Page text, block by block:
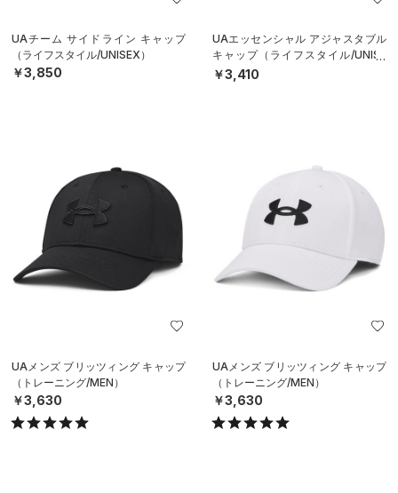
UAチーム サイドライン キャップ
（ライフスタイル/UNISEX）
￥3,850
UAエッセンシャル アジャスタブル
キャップ（ライフスタイル/UNISE
X）
￥3,410
UAメンズ ブリッツィング キャップ
（トレーニング/MEN）
￥3,630
UAメンズ ブリッツィング キャップ
（トレーニング/MEN）
￥3,630